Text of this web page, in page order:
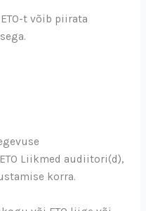
t võib piirata
Liikmed audiitori(d),
korra.